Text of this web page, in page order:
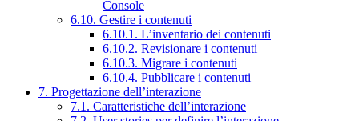
Console
6.10. Gestire i contenuti
6.10.1. L’inventario dei contenuti
6.10.2. Revisionare i contenuti
6.10.3. Migrare i contenuti
6.10.4. Pubblicare i contenuti
7. Progettazione dell’interazione
7.1. Caratteristiche dell’interazione